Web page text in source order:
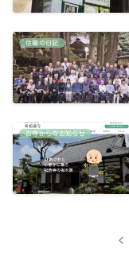
住職の日記
お寺からのお知らせ